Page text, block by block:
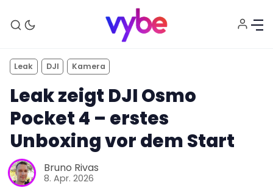
Leak DJI Kamera
Leak zeigt DJI Osmo
Pocket 4 – erstes
Unboxing vor dem Start
Bruno Rivas
8. Apr. 2026